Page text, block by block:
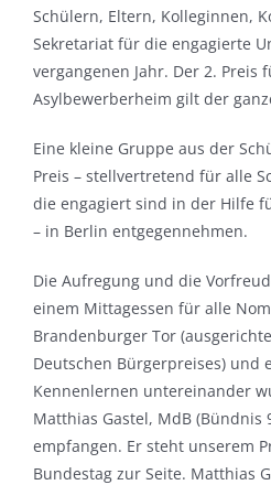
Schülern, Eltern, Kolleginnen,
Sekretariat für die engagierte
vergangenen Jahr. Der 2.
Asylbewerberheim gilt der
Eine kleine Gruppe aus der
Preis – stellvertretend für alle
die engagiert sind in der Hilfe
– in Berlin entgegennehmen.
Die Aufregung und die
einem Mittagessen für alle
Brandenburger Tor
Deutschen Bürgerpreises) und
Kennenlernen untereinander
Matthias Gastel, MdB (Bündnis
empfangen. Er steht unserem
Bundestag zur Seite. Matthias